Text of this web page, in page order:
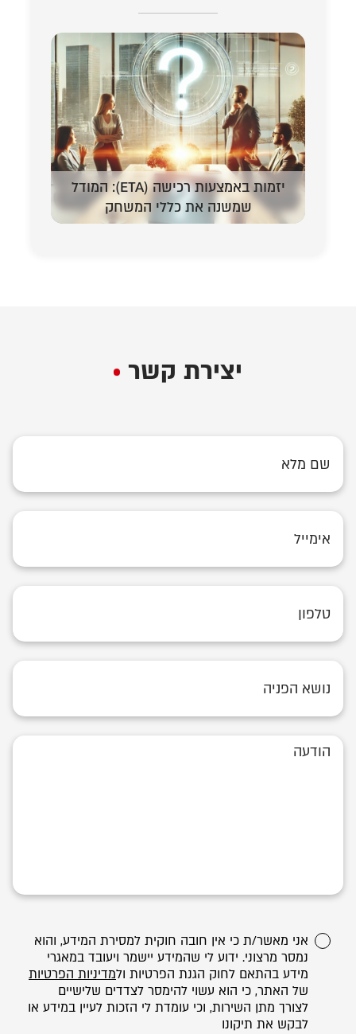
יזמות באמצעות רכישה (ETA): המודל
שמשנה את כללי המשחק
יצירת קשר
אני מאשר/ת כי אין חובה חוקית למסירת המידע, והוא
נמסר מרצוני. ידוע לי שהמידע יישמר ויעובד במאגרי
מידע בהתאם לחוק הגנת הפרטיות ולמדיניות הפרטיות
של האתר, כי הוא עשוי להימסר לצדדים שלישיים
לצורך מתן השירות, וכי עומדת לי הזכות לעיין במידע או
לבקש את תיקונו